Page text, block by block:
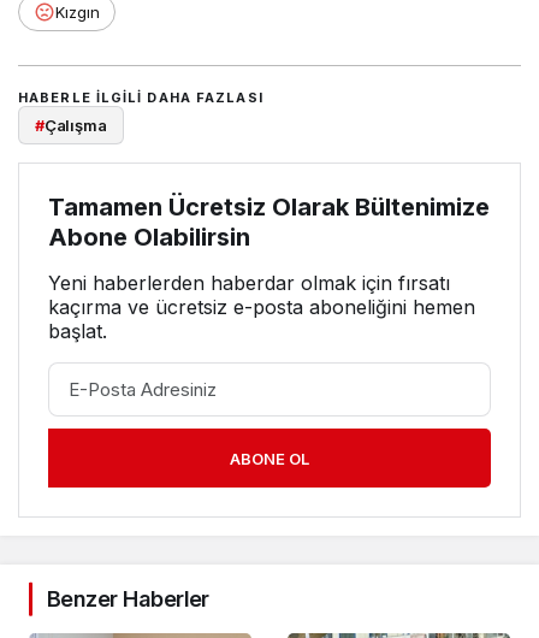
Kızgın
HABERLE ILGILI DAHA FAZLASI
#Çalışma
Tamamen Ücretsiz Olarak Bültenimize
Abone Olabilirsin
Yeni haberlerden haberdar olmak için fırsatı
kaçırma ve ücretsiz e-posta aboneliğini hemen
başlat.
ABONE OL
Benzer Haberler